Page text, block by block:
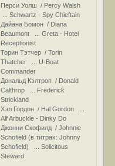
Перси Уолш / Percy Walsh
... Schwartz - Spy Chieftain
Дайана Бомон / Diana
Beaumont ... Greta - Hotel
Receptionist
Торин Тэтчер / Torin
Thatcher ... U-Boat
Commander
Дональд Кэлтроп / Donald
Calthrop ... Frederick
Strickland
Хэл Гордон / Hal Gordon ...
Alf Arbuckle - Dinky Do
Джонни Скофилд / Johnnie
Schofield (в титрах: Johnny
Schofield) ... Solicitous
Steward